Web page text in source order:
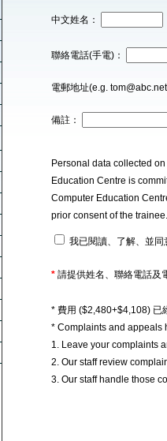
中文姓名：
聯絡電話(手電)：
電郵地址(e.g.
備註：
Personal data collected
Education Centre is
Computer Education
prior consent of the
我已閱讀、了解、並
* 請提供姓名、聯絡電話及
* 費用 ($2,480+$4,108) 已
* Complaints and appeals
1. Leave your complaints
2. Our staff review
3. Our staff handle those